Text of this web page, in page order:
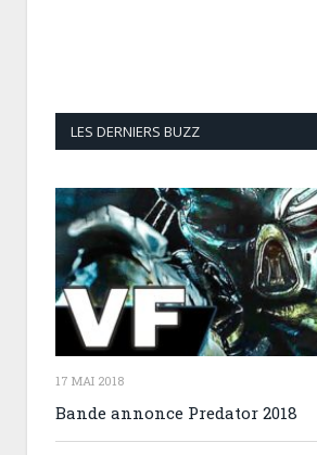
LES DERNIERS BUZZ
17 MAI 2018
Bande annonce Predator 2018